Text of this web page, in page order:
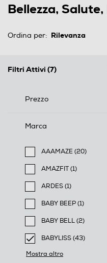
Bellezza,
Ordina per:
Filtri Attivi (7)
Prezzo
Marca
AAAMAZE (20)
Filtra per Marca:
AMAZFIT (1)
Filtra per Marca:
ARDES (1)
Filtra per Marca:
BABY BEEP (1)
Filtra per Marca: BABY
BABY BELL (2)
Filtra per Marca: BABY
BABYLISS (43)
selected Filtro
Mostra altro